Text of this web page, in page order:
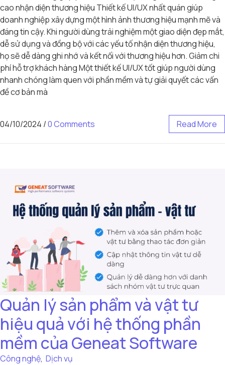
cao nhận diện thương hiệu Thiết kế UI/UX nhất quán giúp
doanh nghiệp xây dựng một hình ảnh thương hiệu mạnh mẽ và
đáng tin cậy. Khi người dùng trải nghiệm một giao diện đẹp mắt,
dễ sử dụng và đồng bộ với các yếu tố nhận diện thương hiệu,
họ sẽ dễ dàng ghi nhớ và kết nối với thương hiệu hơn. Giảm chi
phí hỗ trợ khách hàng Một thiết kế UI/UX tốt giúp người dùng
nhanh chóng làm quen với phần mềm và tự giải quyết các vấn
đề cơ bản mà
04/10/2024 /0 Comments Read More
Quản lý sản phẩm và vật tư
hiệu quả với hệ thống phần
mềm của Geneat Software
Công nghệ, Dịch vụ